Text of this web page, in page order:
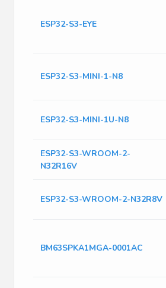
ESP32-S3-EYE
ESP32-S3-MINI-1-N8
ESP32-S3-MINI-1U-N8
ESP32-S3-WROOM-2-
N32R16V
ESP32-S3-WROOM-2-N32R8V
BM63SPKA1MGA-0001AC